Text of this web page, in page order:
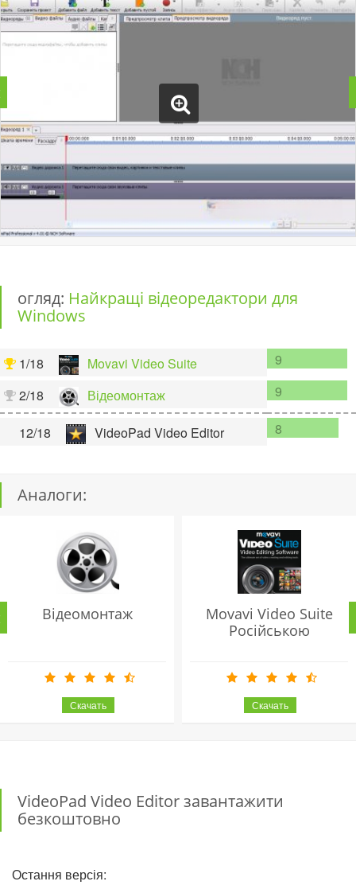
огляд: Найкращі відеоредактори для
Windows
1/18
Movavi Video Suite
2/18
Відеомонтаж
12/18 VideoPad Video Editor
9
9
8
Аналоги:
Відеомонтаж
Movavi Video Suite
Російською
VideoPad Video Editor завантажити
безкоштовно
Остання версія: